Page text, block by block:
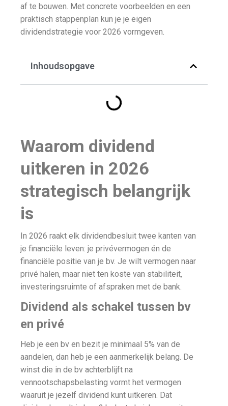
af te bouwen. Met concrete voorbeelden en een
praktisch stappenplan kun je je eigen
dividendstrategie voor 2026 vormgeven.
Inhoudsopgave
Waarom dividend
uitkeren in 2026
strategisch belangrijk
is
In 2026 raakt elk dividendbesluit twee kanten van
je financiële leven: je privévermogen én de
financiële positie van je bv. Je wilt vermogen naar
privé halen, maar niet ten koste van stabiliteit,
investeringsruimte of afspraken met de bank.
Dividend als schakel tussen bv
en privé
Heb je een bv en bezit je minimaal 5% van de
aandelen, dan heb je een aanmerkelijk belang. De
winst die in de bv achterblijft na
vennootschapsbelasting vormt het vermogen
waaruit je jezelf dividend kunt uitkeren. Dat